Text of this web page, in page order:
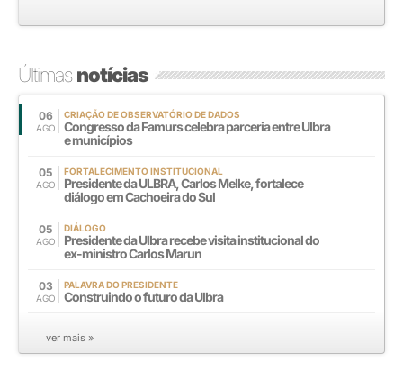
Últimasnotícias
06
AGO
CRIAÇÃO DE OBSERVATÓRIO DE DADOS
Congresso da Famurs celebra parceria entre Ulbra
e municípios
05
AGO
FORTALECIMENTO INSTITUCIONAL
Presidente da ULBRA, Carlos Melke, fortalece
diálogo em Cachoeira do Sul
05
AGO
DIÁLOGO
Presidente da Ulbra recebe visita institucional do
ex-ministro Carlos Marun
03
AGO
PALAVRA DO PRESIDENTE
Construindo o futuro da Ulbra
ver mais »